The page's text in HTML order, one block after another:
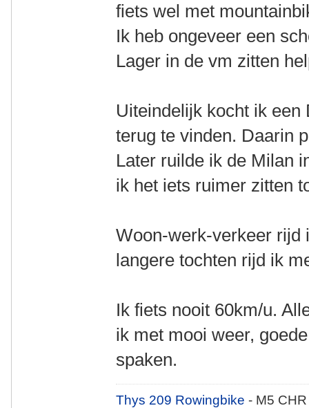
fiets wel met
Ik heb ongeveer een
Lager in de vm zitten
Uiteindelijk kocht ik een
terug te vinden. Daarin
Later ruilde ik de Milan
ik het iets ruimer zitten
Woon-werk-verkeer rijd
langere tochten rijd ik
Ik fiets nooit 60km/u.
ik met mooi weer,
spaken.
Thys 209 Rowingbike- M5